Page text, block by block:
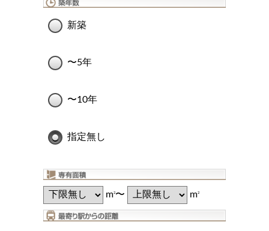
新築
〜5年
〜10年
指定無し
m2〜 m2